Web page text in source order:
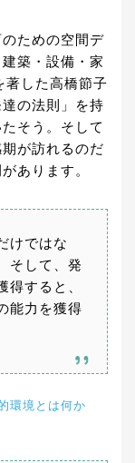
ための空間デ
築・設備・家
した高橋節子
の法則」を持
そう。そして
が訪れるのだ
あります。
けではな
そして、発
得すると、
能力を獲得
環境とは何か